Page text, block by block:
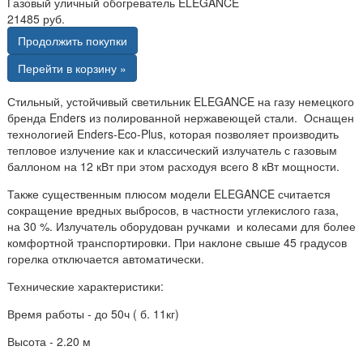
21485 руб.
Продолжить покупки
Перейти в корзину »
Стильный, устойчивый светильник ELEGANCE на газу немецкого
бренда Enders из полированной нержавеющей стали. Оснащен
технологией Enders-Eco-Plus, которая позволяет производить
тепловое излучение как и классический излучатель с газовым
баллоном на 12 кВт при этом расходуя всего 8 кВт мощности.
Также существенным плюсом модели ELEGANCE считается
сокращение вредных выбросов, в частности углекислого газа,
на 30 %. Излучатель оборудован ручками и колесами для более
комфортной транспортировки. При наклоне свыше 45 градусов
горелка отключается автоматически.
Технические характеристики:
Время работы - до 50ч ( б. 11кг)
Высота - 2.20 м